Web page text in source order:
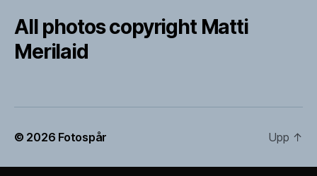
All photos copyright Matti
Merilaid
© 2026 Fotospår Upp ↑